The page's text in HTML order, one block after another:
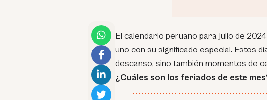
El calendario peruano para julio de
uno con su significado especial. Estos
descanso, sino también momentos de
¿Cuáles son los feriados de este